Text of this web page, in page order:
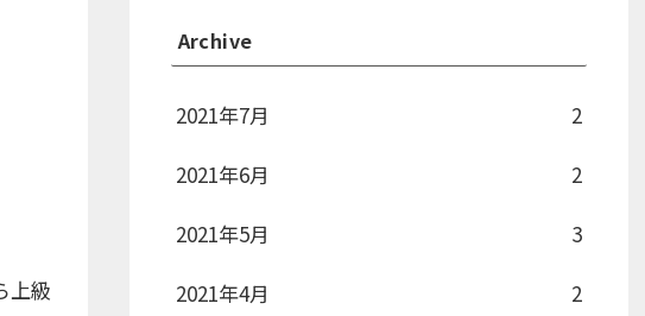
上級
Archive
2021年7月
2
2021年6月
2
2021年5月
3
2021年4月
2